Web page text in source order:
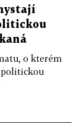
o kterém
politickou